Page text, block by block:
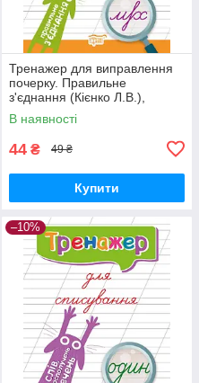
Тренажер для виправлення
почерку. Правильне
з'єднання (Кієнко Л.В.),
Торсинг
В наявності
44 ₴ 49 ₴
Купити
–10%